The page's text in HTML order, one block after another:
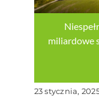
miliardowe
23 stycznia,